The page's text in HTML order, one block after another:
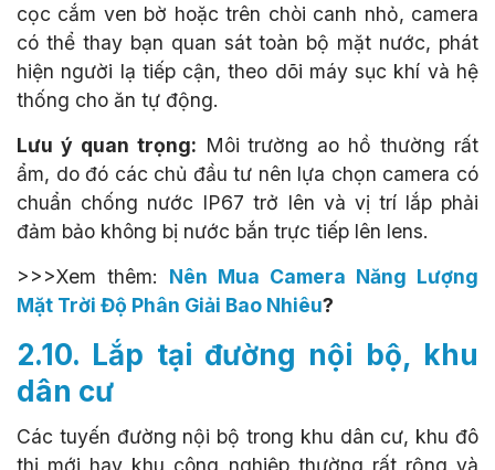
cọc cắm ven bờ hoặc trên chòi canh nhỏ, camera
có thể thay bạn quan sát toàn bộ mặt nước, phát
hiện người lạ tiếp cận, theo dõi máy sục khí và hệ
thống cho ăn tự động.
Lưu ý quan trọng: Môi trường ao hồ thường rất
ẩm, do đó các chủ đầu tư nên lựa chọn camera có
chuẩn chống nước IP67 trở lên và vị trí lắp phải
đảm bảo không bị nước bắn trực tiếp lên lens.
>>>Xem thêm: Nên Mua Camera Năng Lượng
Mặt Trời Độ Phân Giải Bao Nhiêu?
2.10. Lắp tại đường nội bộ, khu
dân cư
Các tuyến đường nội bộ trong khu dân cư, khu đô
thị mới hay khu công nghiệp thường rất rộng và